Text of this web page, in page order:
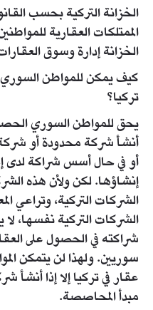
الممتلكات العقارية
الخزانة إدارة وسوق
كيف يمكن للمواطن
تركيا؟
يحق للمواطن السوري
أنشأ شركة محدودة أو
أو في حال أسس شراكة لدى
إنشاؤها. لكن ولأن هذه
الشركات التركية، وتراعي
الشركات التركية نفسها،
شراكته في الحصول على
سوريين. ولهذا لن يتمكن
عقار في تركيا إلا إذا
مبدأ المحاصصة.